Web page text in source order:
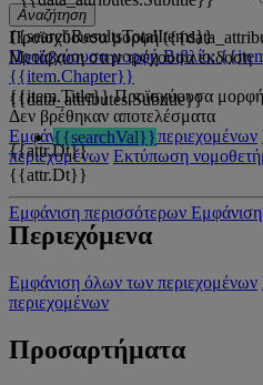
Αναζήτηση
{{searchResultsTotalItems}}
Προϊσχύουσα μορφή Βιβλίο:
{{item.Chapter}}
{{item.Title}} Προϊσχύουσα μορφή
Δεν βρέθηκαν αποτελέσματα
Εμφάνιση όλων των περιεχομένων
περιεχομένων Εκτύπωση
Προϊσχύουσα μορφή
Μετάβαση στην τρέχουσα έκδοση
{{data_attributes.Subtitle}}
{{searchVal}}
{{attr.Dt}}
Εμφάνιση περισσότερων
{{attr.Dt}}
Περιεχόμενα
Εμφάνιση όλων των περιεχομένων
περιεχομένων
Προσαρτήματα